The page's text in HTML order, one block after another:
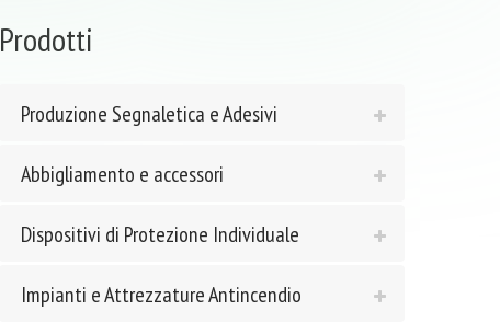
Prodotti
Produzione Segnaletica e Adesivi
Abbigliamento e accessori
Dispositivi di Protezione Individuale
Impianti e Attrezzature Antincendio